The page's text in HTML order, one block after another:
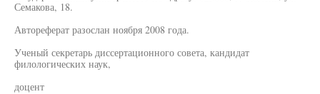
Семакова, 18.
Автореферат разослан ноября 2008 года.
Ученый секретарь диссертационного совета, кандидат
филологических наук,
доцент